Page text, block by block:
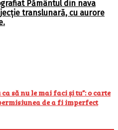
Pământul din nava
translunară, cu aurore
să nu le mai faci și tu”: o carte
de a fi imperfect